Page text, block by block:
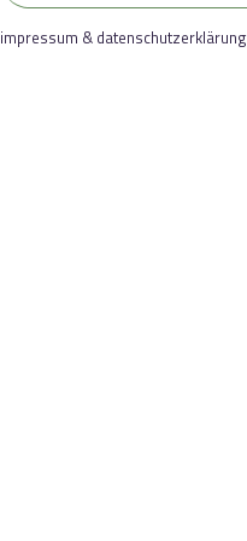
impressum & datenschutzerklärung